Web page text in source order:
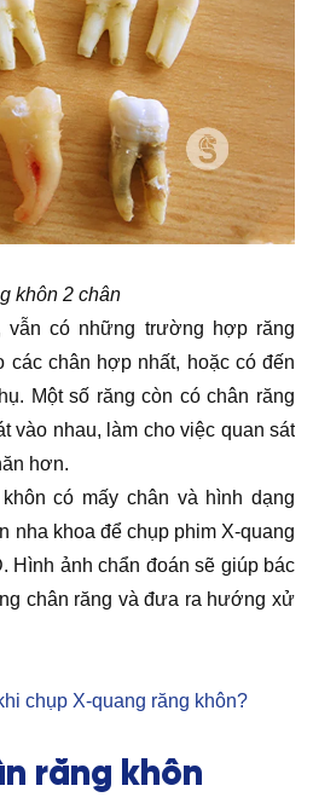
khôn 2 chân
vẫn có những trường hợp răng
các chân hợp nhất, hoặc có đến
Một số răng còn có chân răng
vào nhau, làm cho việc quan sát
hơn.
có mấy chân và hình dạng
nha khoa để chụp phim X-quang
Hình ảnh chẩn đoán sẽ giúp bác
chân răng và đưa ra hướng xử
chụp X-quang răng khôn?
răng khôn